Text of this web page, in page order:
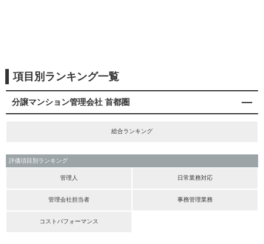
項目別ランキング一覧
分譲マンション管理会社 首都圏
総合ランキング
評価項目別ランキング
管理人 日常業務対応
管理会社担当者 事務管理業務
コストパフォーマンス